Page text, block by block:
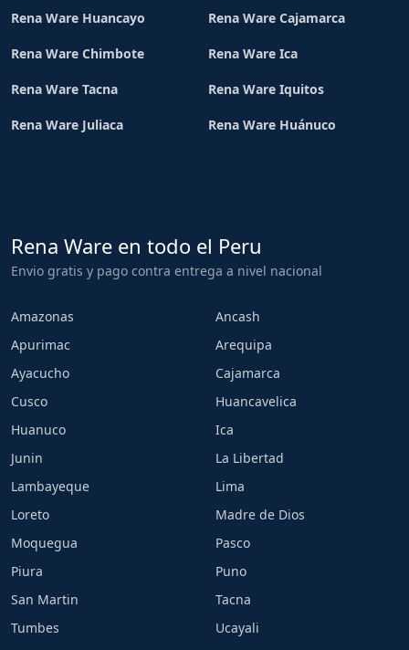
Rena Ware Huancayo Rena Ware Cajamarca
Rena Ware Chimbote Rena Ware Ica
Rena Ware Tacna Rena Ware Iquitos
Rena Ware Juliaca Rena Ware Huánuco
Rena Ware en todo el Peru
Envio gratis y pago contra entrega a nivel nacional
Amazonas
Ancash
Apurimac
Arequipa
Ayacucho
Cajamarca
Cusco
Huancavelica
Huanuco
Ica
Junin
La Libertad
Lambayeque
Lima
Loreto
Madre de Dios
Moquegua
Pasco
Piura
Puno
San Martin
Tacna
Tumbes
Ucayali